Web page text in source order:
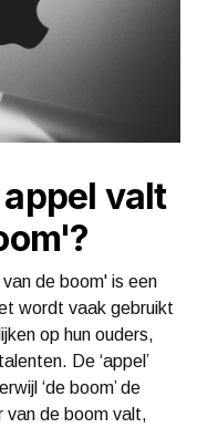
valt
de boom' is een
wordt vaak gebruikt
op hun ouders,
De ‘appel’
‘de boom’ de
van de boom valt,